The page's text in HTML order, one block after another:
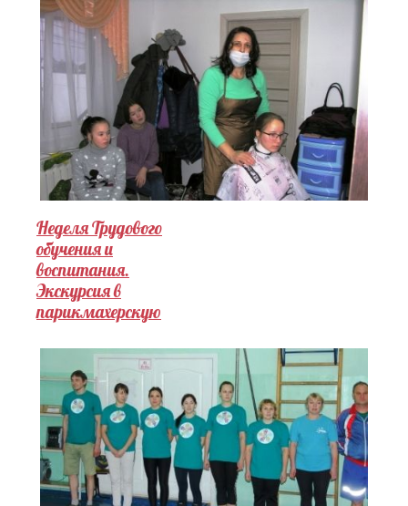
Неделя Трудового
обучения и
воспитания.
Экскурсия в
парикмахерскую